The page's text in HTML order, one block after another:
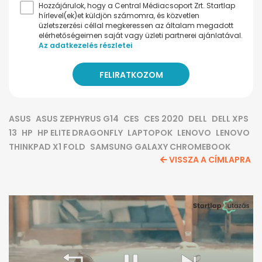
Hozzájárulok, hogy a Central Médiacsoport Zrt. Startlap
hírlevel(ek)et küldjön számomra, és közvetlen
üzletszerzési céllal megkeressen az általam megadott
elérhetőségeimen saját vagy üzleti partnerei ajánlatával.
Az adatkezelés részletei
ASUS ASUS ZEPHYRUS G14 CES CES 2020 DELL DELL XPS
13 HP HP ELITE DRAGONFLY LAPTOPOK LENOVO LENOVO
THINKPAD X1 FOLD SAMSUNG GALAXY CHROMEBOOK
VISSZA A CÍMLAPRA